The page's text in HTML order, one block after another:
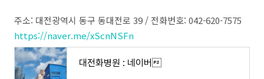
주소: 대전광역시 동구 동대전로 39 / 전화번호: 042-620-7575
https://naver.me/xScnNSFn
대전화병원 : 네이버